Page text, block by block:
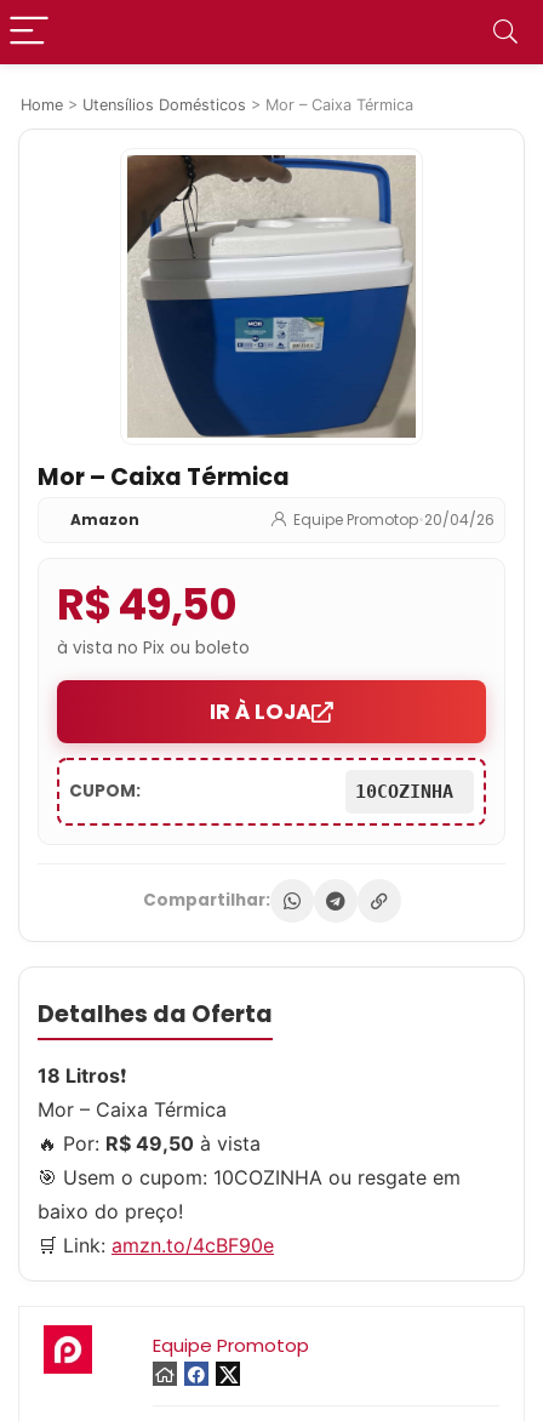
Home > Utensílios Domésticos > Mor – Caixa Térmica
Mor – Caixa Térmica
Amazon Equipe Promotop•20/04/26
R$ 49,50
à vista no Pix ou boleto
IR À LOJA
CUPOM: 10COZINHA
Compartilhar:
Detalhes da Oferta
18 Litros❗
Mor – Caixa Térmica
🔥 Por: R$ 49,50 à vista
🎯 Usem o cupom: 10COZINHA ou resgate em
baixo do preço!
🛒 Link: amzn.to/4cBF90e
Equipe Promotop